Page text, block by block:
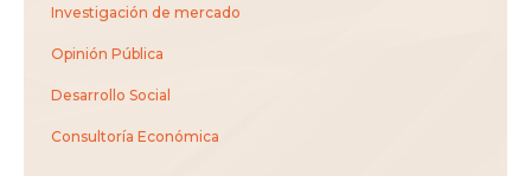
Investigación de mercado
Opinión Pública
Desarrollo Social
Consultoría Económica